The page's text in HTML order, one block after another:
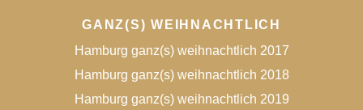
GANZ(S) WEIHNACHTLICH
Hamburg ganz(s) weihnachtlich 2017
Hamburg ganz(s) weihnachtlich 2018
Hamburg ganz(s) weihnachtlich 2019